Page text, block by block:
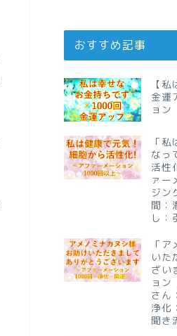
おすすめ記事
【
金運
ョン
「
なっ
活性
ァー
ジン
間：
し：
「
いた
ざい
ョン
さん
浄化
聞き